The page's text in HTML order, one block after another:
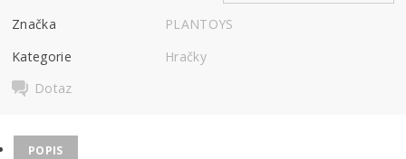
Značka
PLANTOYS
Kategorie
Hračky
Dotaz
POPIS